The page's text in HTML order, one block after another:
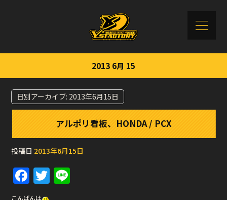
2013 6月 15
日別アーカイブ: 2013年6月15日
アルポリ看板、HONDA / PCX
投稿日 2013年6月15日
F
a
T
w
こんばんは